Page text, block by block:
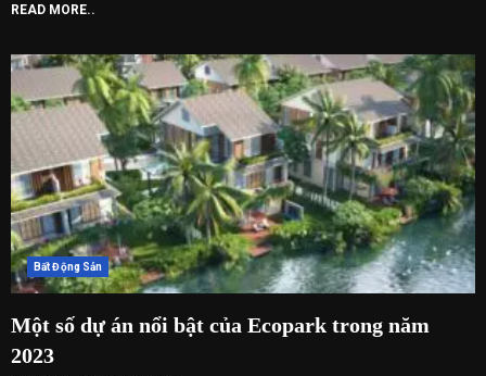
READ MORE..
Bất Động Sản
Một số dự án nổi bật của Ecopark trong năm
2023